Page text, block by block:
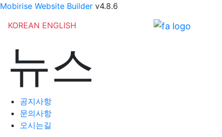
Mobirise Website Builder v4.8.6
KOREAN ENGLISH
뉴스
공지사항
문의사항
오시는길